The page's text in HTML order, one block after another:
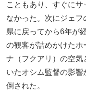
こともあり、すぐに
なかった。次にジェ
県に戻ってから6年が
の観客が詰めかけた
ナ（フクアリ）の空気
いたオシム監督の影
倒された。